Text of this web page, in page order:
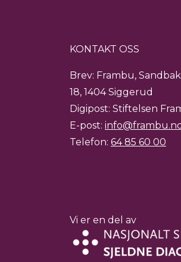
KONTAKT OSS
Brev: Frambu,
18, 1404 Siggerud
Digipost: Stiftelsen
E-post:
Telefon: 64 85 60 00
Vi er en del av